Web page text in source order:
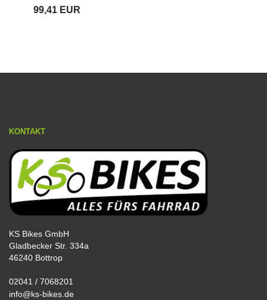
99,41 EUR
KONTAKT
KS Bikes GmbH
Gladbecker Str. 334a
46240 Bottrop
02041 / 7068201
info@ks-bikes.de